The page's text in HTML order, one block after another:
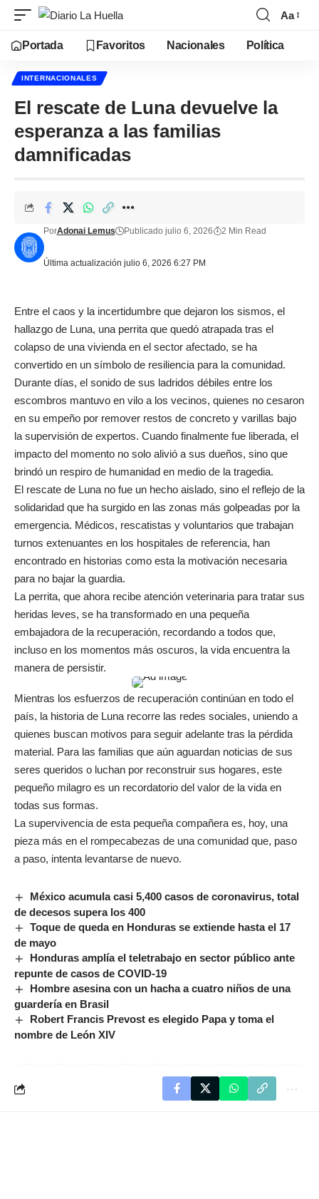
Aa
Portada Favoritos Nacionales Política
INTERNACIONALES
El rescate de Luna devuelve la
esperanza a las familias
damnificadas
Última actualización julio 6, 2026 6:27 PM
PorAdonai Lemus Publicado julio 6, 2026 2 Min Read
Entre el caos y la incertidumbre que dejaron los sismos, el
hallazgo de Luna, una perrita que quedó atrapada tras el
colapso de una vivienda en el sector afectado, se ha
convertido en un símbolo de resiliencia para la comunidad.
Durante días, el sonido de sus ladridos débiles entre los
escombros mantuvo en vilo a los vecinos, quienes no cesaron
en su empeño por remover restos de concreto y varillas bajo
la supervisión de expertos. Cuando finalmente fue liberada, el
impacto del momento no solo alivió a sus dueños, sino que
brindó un respiro de humanidad en medio de la tragedia.
El rescate de Luna no fue un hecho aislado, sino el reflejo de la
solidaridad que ha surgido en las zonas más golpeadas por la
emergencia. Médicos, rescatistas y voluntarios que trabajan
turnos extenuantes en los hospitales de referencia, han
encontrado en historias como esta la motivación necesaria
para no bajar la guardia.
La perrita, que ahora recibe atención veterinaria para tratar sus
heridas leves, se ha transformado en una pequeña
embajadora de la recuperación, recordando a todos que,
incluso en los momentos más oscuros, la vida encuentra la
manera de persistir.
Mientras los esfuerzos de recuperación continúan en todo el
país, la historia de Luna recorre las redes sociales, uniendo a
quienes buscan motivos para seguir adelante tras la pérdida
material. Para las familias que aún aguardan noticias de sus
seres queridos o luchan por reconstruir sus hogares, este
pequeño milagro es un recordatorio del valor de la vida en
todas sus formas.
La supervivencia de esta pequeña compañera es, hoy, una
pieza más en el rompecabezas de una comunidad que, paso
a paso, intenta levantarse de nuevo.
México acumula casi 5,400 casos de coronavirus, total
de decesos supera los 400
Toque de queda en Honduras se extiende hasta el 17
de mayo
Honduras amplía el teletrabajo en sector público ante
repunte de casos de COVID-19
Hombre asesina con un hacha a cuatro niños de una
guardería en Brasil
Robert Francis Prevost es elegido Papa y toma el
nombre de León XIV